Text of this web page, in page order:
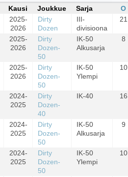
Kausi Joukkue Sarja
O
2025-
2026
Dirty
Dozen
III-
divisioona
21
2025-
2026
Dirty
Dozen-
50
IK-50
Alkusarja
8
2025-
2026
Dirty
Dozen-
50
IK-50
Ylempi
10
2024-
2025
Dirty
Dozen-
40
IK-40 16
2024-
2025
Dirty
Dozen-
50
IK-50
Alkusarja
9
2024-
2025
Dirty
Dozen-
50
IK-50
Ylempi
10